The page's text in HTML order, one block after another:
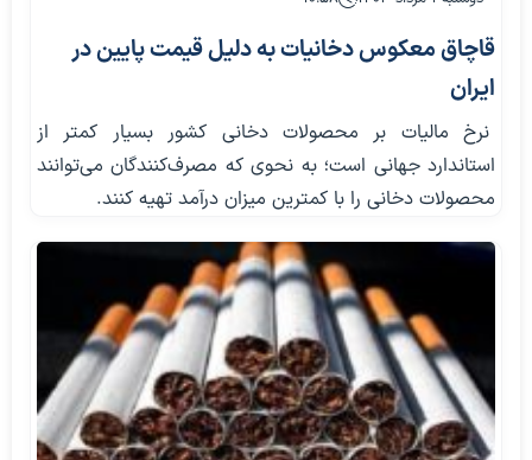
قاچاق معکوس دخانیات به دلیل قیمت پایین در
ایران
نرخ مالیات بر محصولات دخانی کشور بسیار کمتر از
استاندارد جهانی است؛ به نحوی که مصرف‌کنندگان می‌توانند
محصولات دخانی را با کمترین میزان درآمد تهیه کنند.